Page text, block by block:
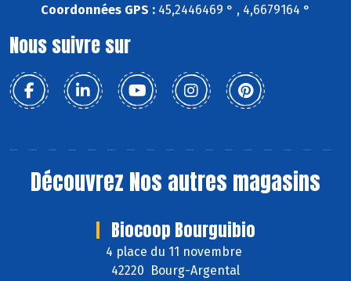
Coordonnées GPS : 45,2446469 ° , 4,6679164 °
Nous suivre sur
Découvrez Nos autres magasins
Biocoop Bourguibio
4 place du 11 novembre
42220 Bourg-Argental